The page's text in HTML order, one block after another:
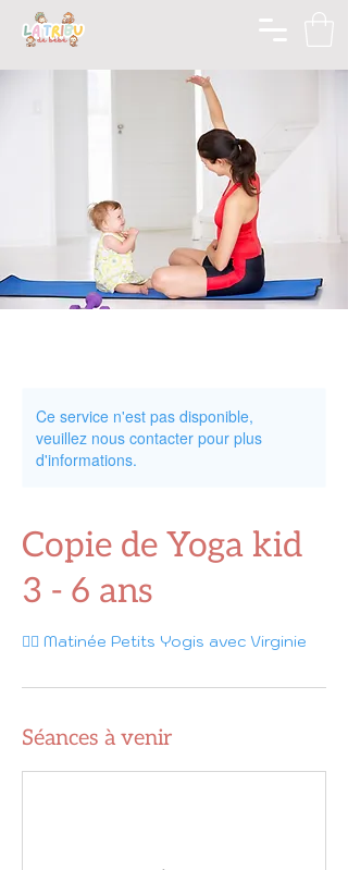
Ce service n'est pas disponible,
veuillez nous contacter pour plus
d'informations.
Copie de Yoga kid
3 - 6 ans
🧘‍♀️ Matinée Petits Yogis avec Virginie
Séances à venir